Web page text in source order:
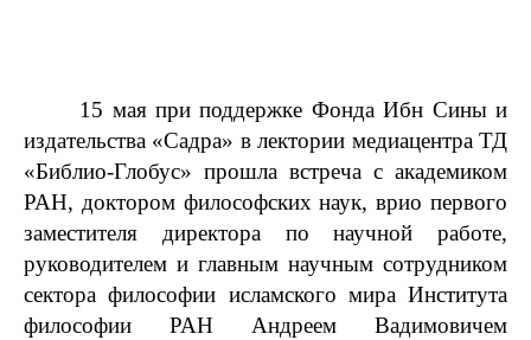
15 мая при поддержке Фонда Ибн Синыи
издательства «Садра» в лектории медиацентра ТД
«Библио-Глобус» прошла встреча с академиком
РАН, доктором философских наук, врио первого
заместителя директора по научной работе,
руководителем и главным научным сотрудником
сектора философии исламского мира Института
философии РАН Андреем Вадимовичем